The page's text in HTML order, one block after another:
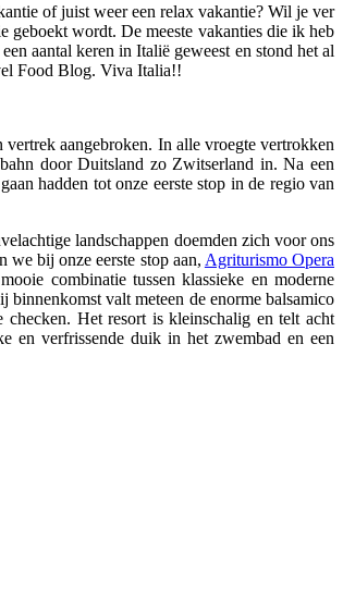
of juist weer een relax vakantie? Wil je ver
geboekt wordt. De meeste vakanties die ik heb
aantal keren in Italië geweest en stond het al
Food Blog. Viva Italia!!
aangebroken. In alle vroegte vertrokken
door Duitsland zo Zwitserland in. Na een
hadden tot onze eerste stop in de regio van
landschappen doemden zich voor ons
bij onze eerste stop aan, Agriturismo Opera
combinatie tussen klassieke en moderne
valt meteen de enorme balsamico
Het resort is kleinschalig en telt acht
en verfrissende duik in het zwembad en een